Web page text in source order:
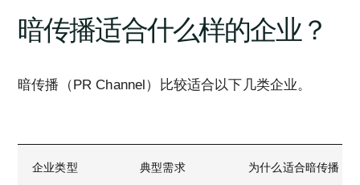
暗传播适合什么样的企业？
暗传播（PR Channel）比较适合以下几类企业。
企业类型 典型需求 为什么适合暗传播